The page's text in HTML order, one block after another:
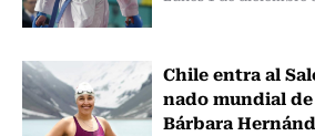
Chile entra al
nado mundial
Bárbara